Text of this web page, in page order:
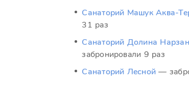
Санаторий Машук Аква-
31 раз
Санаторий Долина
забронировали 9 раз
Санаторий Лесной —